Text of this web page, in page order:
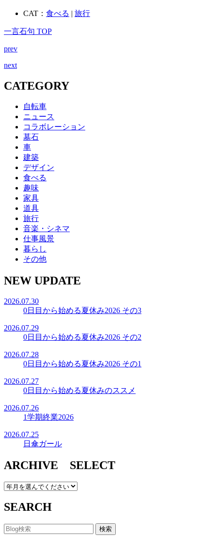
CAT： 食べる | 旅行
一言石句 TOP
prev
next
CATEGORY
自転車
ニュース
コラボレーション
墓石
車
建築
デザイン
食べる
趣味
家具
道具
旅行
音楽・シネマ
仕事風景
暮らし
その他
NEW UPDATE
2026.07.30
0日目から始める夏休み2026 その3
2026.07.29
0日目から始める夏休み2026 その2
2026.07.28
0日目から始める夏休み2026 その1
2026.07.27
0日目から始める夏休みのススメ
2026.07.26
1学期終業2026
2026.07.25
日傘ガール
ARCHIVE SELECT
SEARCH